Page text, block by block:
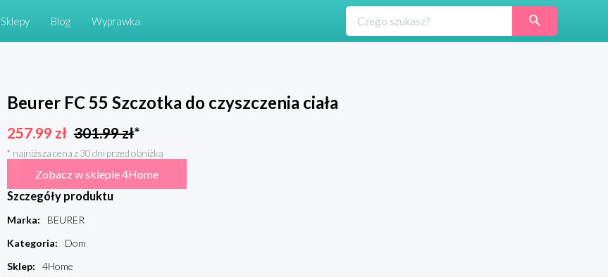
Sklepy Blog Wyprawka
Beurer FC 55 Szczotka do czyszczenia ciała
257.99 zł 301.99zł*
* najniższa cena z 30 dni przed obniżką
Zobacz w sklepie 4Home
Szczegóły produktu
Marka:
BEURER
Kategoria:
Dom
Sklep: 4Home